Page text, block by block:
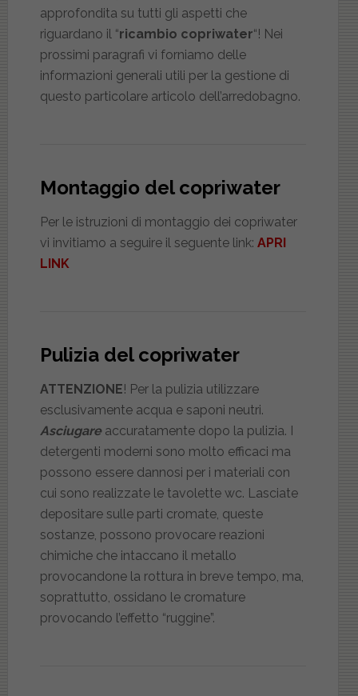
approfondita su tutti gli aspetti che
riguardano il “ricambio copriwater“! Nei
prossimi paragrafi vi forniamo delle
informazioni generali utili per la gestione di
questo particolare articolo dell’arredobagno.
Montaggio del copriwater
Per le istruzioni di montaggio dei copriwater
vi invitiamo a seguire il seguente link: APRI
LINK
Pulizia del copriwater
ATTENZIONE! Per la pulizia utilizzare
esclusivamente acqua e saponi neutri.
Asciugareaccuratamente dopo la pulizia. I
detergenti moderni sono molto efficaci ma
possono essere dannosi per i materiali con
cui sono realizzate le tavolette wc. Lasciate
depositare sulle parti cromate, queste
sostanze, possono provocare reazioni
chimiche che intaccano il metallo
provocandone la rottura in breve tempo, ma,
soprattutto, ossidano le cromature
provocando l’effetto “ruggine”.